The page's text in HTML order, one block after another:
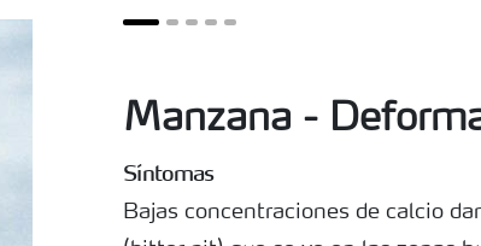
Manzana -
Síntomas
Bajas concentraciones de calcio